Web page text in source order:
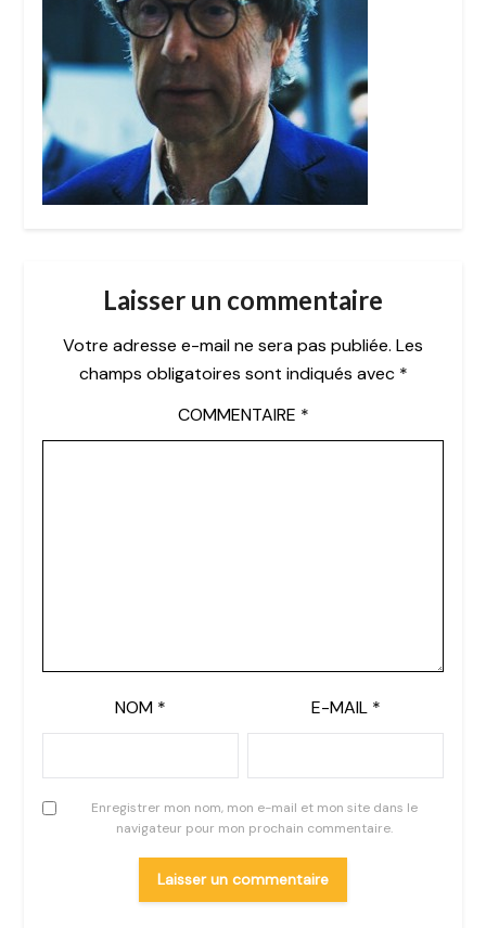
Laisser un commentaire
Votre adresse e-mail ne sera pas publiée. Les
champs obligatoires sont indiqués avec *
COMMENTAIRE *
NOM * E-MAIL *
Enregistrer mon nom, mon e-mail et mon site dans le
navigateur pour mon prochain commentaire.